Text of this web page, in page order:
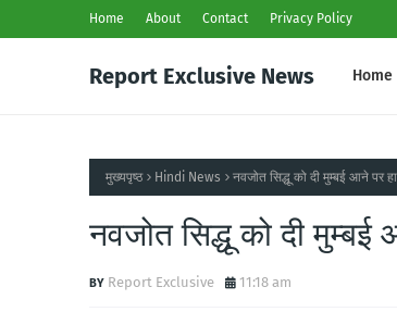
Home About Contact Privacy Policy
Report Exclusive News Home
मुख्यपृष्ठ Hindi News नवजोत सिद्धू को दी मुम्बई आने पर
नवजोत सिद्धू को दी
Report Exclusive 11:18 am